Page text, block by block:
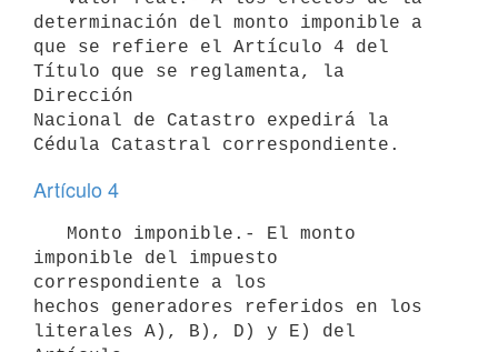
determinación del monto imponible a
que se refiere el Artículo 4 del
Título que se reglamenta, la
Dirección
Nacional de Catastro expedirá la
Artículo 4
imponible del impuesto
correspondiente a los
hechos generadores referidos en los
literales A), B), D) y E) del